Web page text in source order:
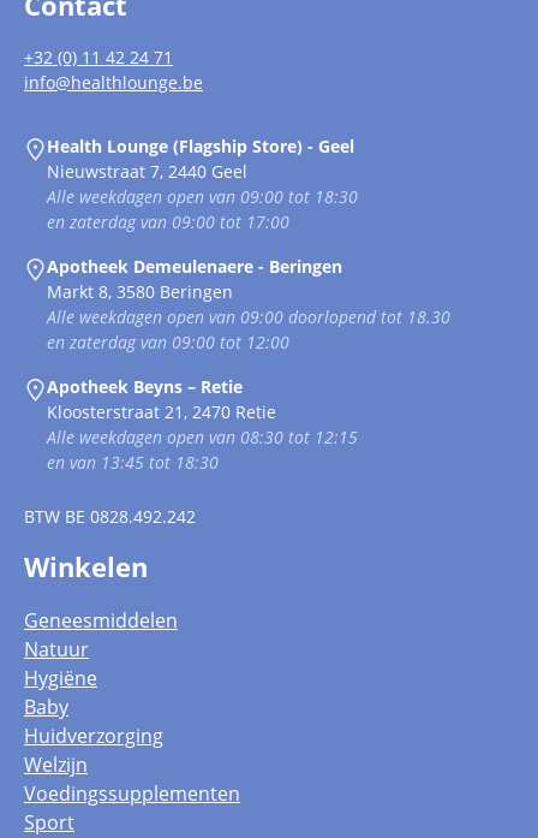
+32 (0) 11 42 24 71
info@healthlounge.be
Health Lounge (Flagship Store) - Geel
Nieuwstraat 7, 2440 Geel
Alle weekdagen open van 09:00 tot 18:30
en zaterdag van 09:00 tot 17:00
Apotheek Demeulenaere - Beringen
Markt 8, 3580 Beringen
Alle weekdagen open van 09:00 doorlopend tot 18.30
en zaterdag van 09:00 tot 12:00
Apotheek Beyns – Retie
Kloosterstraat 21, 2470 Retie
Alle weekdagen open van 08:30 tot 12:15
en van 13:45 tot 18:30
BTW BE 0828.492.242
Winkelen
Geneesmiddelen
Natuur
Hygiëne
Baby
Huidverzorging
Welzijn
Voedingssupplementen
Sport